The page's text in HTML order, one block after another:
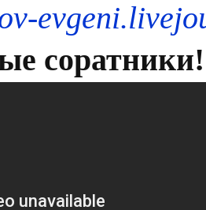
соратники!